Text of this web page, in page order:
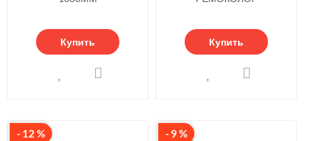
Купить Купить
- 12 % - 9 %